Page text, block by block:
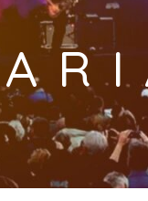
ARI